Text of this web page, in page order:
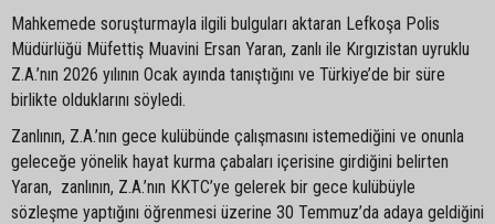
Mahkemede soruşturmayla ilgili bulguları aktaran Lefkoşa Polis
Müdürlüğü Müfettiş Muavini Ersan Yaran, zanlı ile Kırgızistan uyruklu
Z.A.’nın 2026 yılının Ocak ayında tanıştığını ve Türkiye’de bir süre
birlikte olduklarını söyledi.
Zanlının, Z.A.’nın gece kulübünde çalışmasını istemediğini ve onunla
geleceğe yönelik hayat kurma çabaları içerisine girdiğini belirten
Yaran, zanlının, Z.A.’nın KKTC’ye gelerek bir gece kulübüyle
sözleşme yaptığını öğrenmesi üzerine 30 Temmuz’da adaya geldiğini